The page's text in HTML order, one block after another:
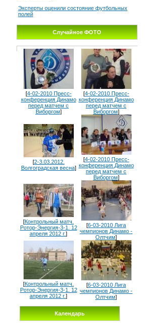
Эксперты оценили состояние футбольных
полей
Случайное ФОТО
[4-02-2010 Пресс-
конференция Динамо
перед матчем с
Виборгом]
[4-02-2010 Пресс-
конференция Динамо
перед матчем с
Виборгом]
[2-3.03.2012.
Волгоградская весна]
[4-02-2010 Пресс-
конференция Динамо
перед матчем с
Виборгом]
[Контрольный матч.
Ротор-Энергия-3-1. 12
апреля 2012 г.]
[6-03-2010 Лига
чемпионов Динамо -
Олтчим]
[Контрольный матч.
Ротор-Энергия-3-1. 12
апреля 2012 г.]
[6-03-2010 Лига
чемпионов Динамо -
Олтчим]
Календарь